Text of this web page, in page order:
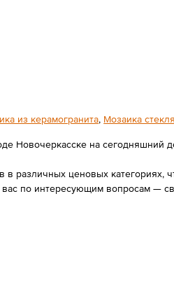
из керамогранита, Мозаика
Новочеркасске на сегодняшний
различных ценовых категориях,
вас по интересующим вопросам —